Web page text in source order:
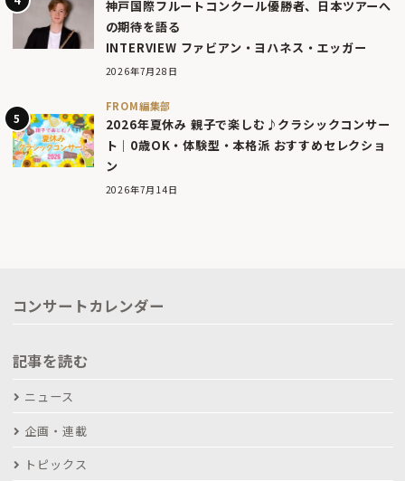
神戸国際フルートコンクール優勝者、日本ツアーへ
の期待を語る
INTERVIEW ファビアン・ヨハネス・エッガー
2026年7月28日
FROM編集部
2026年夏休み 親子で楽しむ♪クラシックコンサー
ト｜0歳OK・体験型・本格派 おすすめセレクショ
ン
2026年7月14日
コンサートカレンダー
記事を読む
ニュース
企画・連載
トピックス